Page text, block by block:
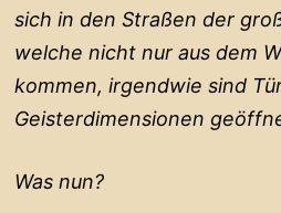
sich in den Straßen der
welche nicht nur aus dem
kommen, irgendwie sind
Geisterdimensionen
Was nun?